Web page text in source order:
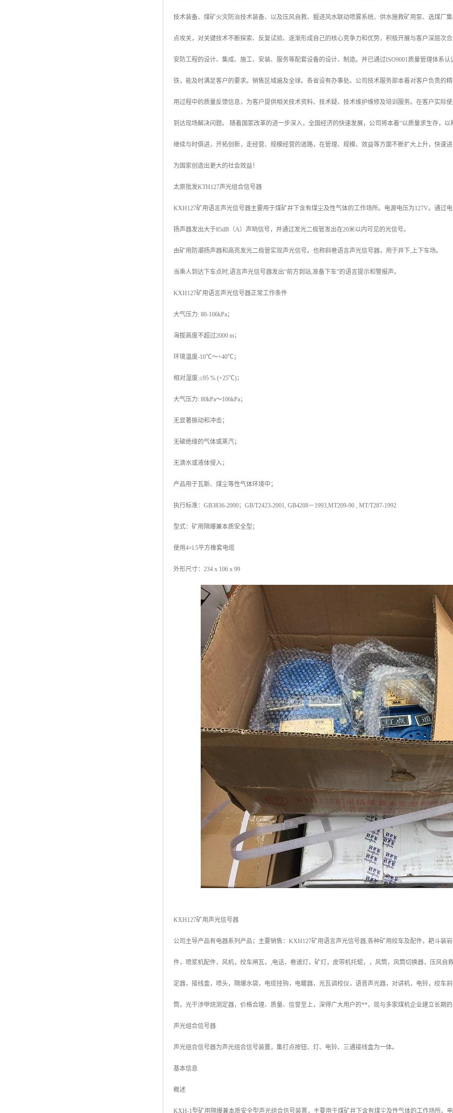
技术装备、煤矿火灾防治技术装备、以及压风自救、掘进风水联动喷雾系统、供水施救矿用泵、选煤厂
点攻关，对关键技术不断探索、反复试验、逐渐形成自己的核心竞争力和优势，积极开展与客户深层次
安防工程的设计、集成、施工、安装、服务等配套设备的设计、制造。并已通过ISO9001质量管理体系
铁，能及时满足客户的要求。销售区域遍及全球。各省设有办事处。公司技术服务部本着对客户负责的
用过程中的质量反馈信息，为客户提供相关技术资料、技术疑、技术维护维修及培训服务。在客户实际
到达现场解决问题。 随着国家改革的进一步深入，全国经济的快速发展，公司将本着“以质量求生存，
继续与时俱进，开拓创新，走经营、规模经营的道路，在管理、规模、效益等方面不断扩大上升，快速
为国家创造出更大的社会效益！
太原批发KTH127声光组合信号器
KXH127矿用语言声光信号器主要用于煤矿井下含有煤尘及性气体的工作场所。电源电压为127V。通过电
扬声器发出大于85dB（A）声响信号，并通过发光二极管发出在20米以内可见的光信号。
由矿用防潮扬声器和高亮发光二极管实现声光信号。也称斜巷语言声光信号器，用于井下,上下车场。
当乘人到达下车点时,语言声光信号器发出“前方到站,准备下车”的语言提示和警报声。
KXH127矿用语言声光信号器正常工作条件
大气压力: 80-106kPa；
海拔高度不超过2000 m；
环境温度-10℃～+40℃；
相对湿度:≤95 % (+25℃)；
大气压力: 80kPa～106kPa；
无显著振动和冲击；
无破绝缘的气体或蒸汽；
无滴水或液体侵入；
产品用于瓦斯、煤尘等性气体环境中；
执行标准：GB3836-2000；GB/T2423-2001, GB4208－1993,MT209-90 , MT/T287-1992
型式：矿用隔爆兼本质安全型；
使用4×l.5平方橡套电缆
外形尺寸：234 x 106 x 99
KXH127矿用声光信号器
公司主导产品有电器系列产品；主要销售：KXH127矿用语言声光信号器,各种矿用绞车及配件，耙斗装
件，喷浆机配件，风机，绞车闸瓦，,电话，巷道灯，矿灯，皮带机托辊，，风筒，风筒切换器，压风自
定器，接线盒，喷头，隔爆水袋，电缆挂钩，电暖器，光瓦调校仪，语音声光器，对讲机，电铃，绞车
筒，光干涉甲烷测定器，价格合理、质量、信誉至上，深得广大用户的**，现与多家煤机企业建立长期的
声光组合信号器
声光组合信号器为声光组合信号装置，集打点按钮、灯、电铃、三通接线盒为一体。
基本信息
概述
KXH-1型矿用隔爆兼本质安全型声光组合信号装置，主要用于煤矿井下含有煤尘及性气体的工作场所。